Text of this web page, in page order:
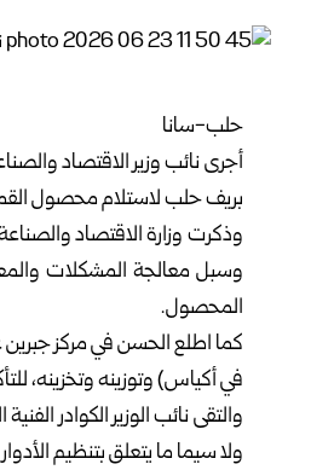
حلب-سانا
أجرى نائب وزير الاقتصاد
بريفحلبلاستلام محصول
وذكرتوزارة الاقتصاد
وسبل معالجة المشكلات
المحصول.
كما اطلع الحسن في مركز جبرين
في أكياس) وتوزينه وتخزينه،
والتقى نائب الوزير الكوادر
ولا سيما ما يتعلق بتنظيم